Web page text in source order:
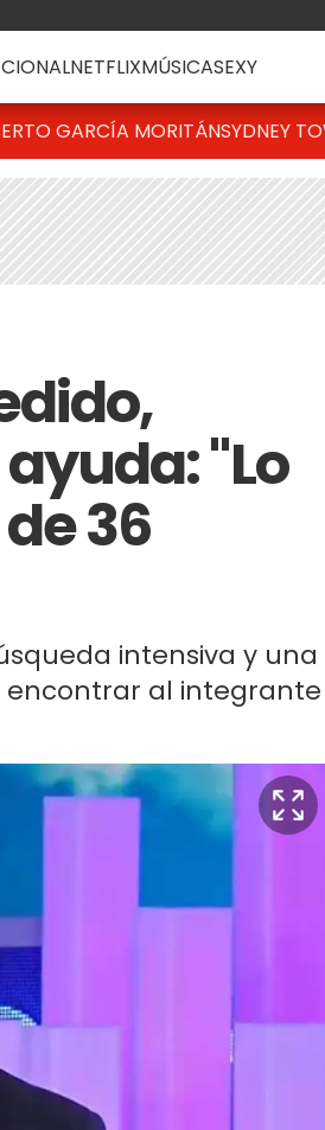
NETFLIXMÚSICASEXY
GARCÍA MORITÁNSYDNEY
"Lo
36
intensiva y una
encontrar al integrante